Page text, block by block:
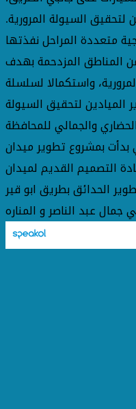
لتحقيق السيولة المرورية.
متعددة المراحل نفذتها
المناطق المزدحمة بهدف
واستكمالا لسلسلة
الميادين لتحقيق السيولة
والجمالي للمحافظة
بدأت بمشروع تطوير ميدان
التصميم القديم لميدان
الحدائق بطريق ابو قير